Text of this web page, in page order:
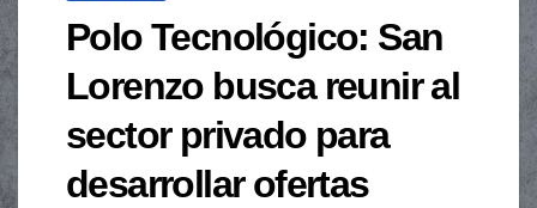
Polo Tecnológico: San
Lorenzo busca reunir al
sector privado para
desarrollar ofertas